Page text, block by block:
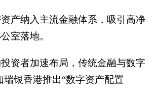
产纳入主流金融体系，吸引高净
室落地。
资者加速布局，传统金融与数字
瑞银香港推出“数字资产配置